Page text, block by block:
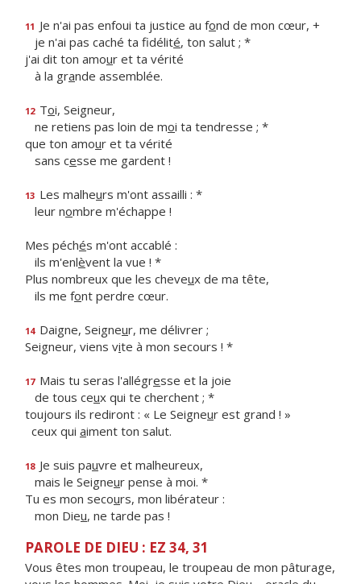
11 Je n'ai pas enfoui ta justice au fond de mon cœur, +
je n'ai pas caché ta fidélité, ton salut ; *
j'ai dit ton amour et ta vérité
à la grande assemblée.
12 Toi, Seigneur,
ne retiens pas loin de moi ta tendresse ; *
que ton amour et ta vérité
sans cesse me gardent !
13 Les malheurs m'ont assailli : *
leur nombre m'échappe !
Mes péchés m'ont accablé :
ils m'enlèvent la vue ! *
Plus nombreux que les cheveux de ma tête,
ils me font perdre cœur.
14 Daigne, Seigneur, me délivrer ;
Seigneur, viens vite à mon secours ! *
17 Mais tu seras l'allégresse et la joie
de tous ceux qui te cherchent ; *
toujours ils rediront : « Le Seigneur est grand ! »
ceux qui aiment ton salut.
18 Je suis pauvre et malheureux,
mais le Seigneur pense à moi. *
Tu es mon secours, mon libérateur :
mon Dieu, ne tarde pas !
PAROLE DE DIEU : EZ 34, 31
Vous êtes mon troupeau, le troupeau de mon pâturage,